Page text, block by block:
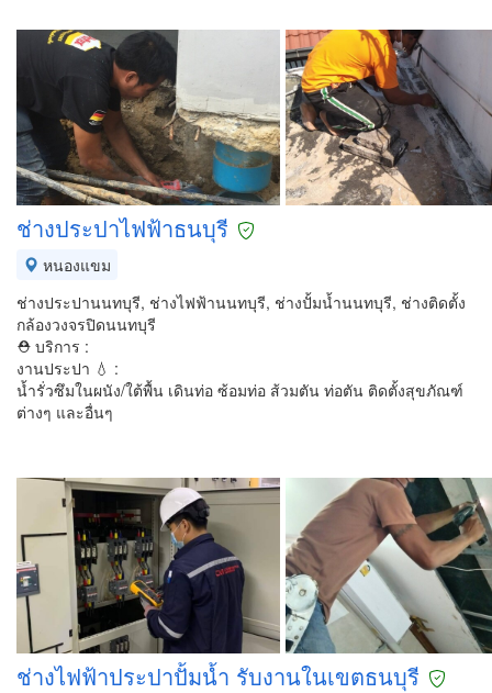
ช่างประปาไฟฟ้าธนบุรี
หนองแขม
ช่างประปานนทบุรี, ช่างไฟฟ้านนทบุรี, ช่างปั้มน้ำนนทบุรี, ช่างติดตั้ง
กล้องวงจรปิดนนทบุรี
⛑ บริการ :
งานประปา 💧 :
น้ำรั่วซึมในผนัง/ใต้พื้น เดินท่อ ซ้อมท่อ ส้วมตัน ท่อตัน ติดตั้งสุขภัณฑ์
ต่างๆ และอื่นๆ
ช่างไฟฟ้าประปาปั้มน้ำ รับงานในเขตธนบุรี